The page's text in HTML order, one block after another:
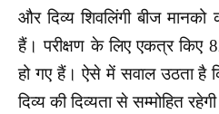
और दिव्य शिवलिंगी बीज
हैं। परीक्षण के लिए एकत्र
हो गए हैं। ऐसे में सवाल उठता है
दिव्य की दिव्यता से सम्मोहित